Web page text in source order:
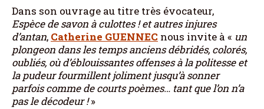
Dans son ouvrage au titre très évocateur,
Espèce de savon à culottes ! et autres injures
d’antan, Catherine GUENNEC nous invite à « un
plongeon dans les temps anciens débridés, colorés,
oubliés, où d’éblouissantes offenses à la politesse et
la pudeur fourmillent joliment jusqu’à sonner
parfois comme de courts poèmes… tant que l’on n’a
pas le décodeur !»